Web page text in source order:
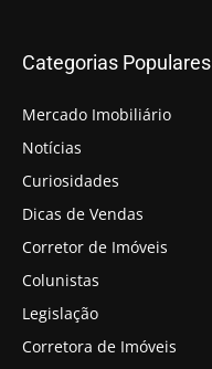
Categorias Populares
Mercado Imobiliário
Notícias
Curiosidades
Dicas de Vendas
Corretor de Imóveis
Colunistas
Legislação
Corretora de Imóveis